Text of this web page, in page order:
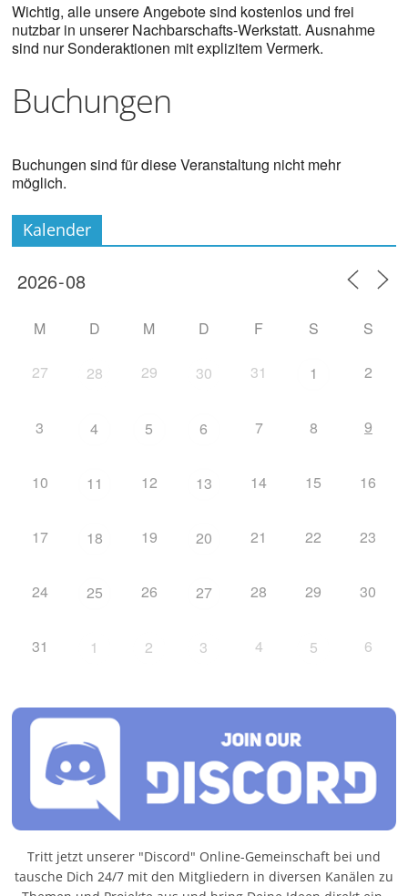
Wichtig, alle unsere Angebote sind kostenlos und frei
nutzbar in unserer Nachbarschafts-Werkstatt. Ausnahme
sind nur Sonderaktionen mit explizitem Vermerk.
Buchungen
Buchungen sind für diese Veranstaltung nicht mehr
möglich.
Kalender
M D M D F S S
27 28 29 30 31 1 2
3 4 5 6 7 8 9
10 11 12 13 14 15 16
17 18 19 20 21 22 23
24 25 26 27 28 29 30
31 1 2 3 4 5 6
Tritt jetzt unserer "Discord" Online-Gemeinschaft bei und
tausche Dich 24/7 mit den Mitgliedern in diversen Kanälen zu